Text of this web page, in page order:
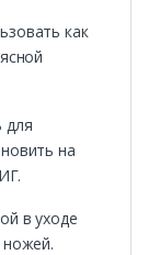
как
для
на
в уходе